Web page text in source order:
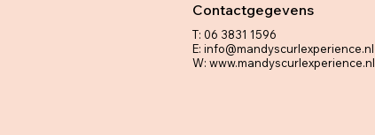
Contactgegevens
​T: 06 3831 1596
E: info@mandyscurlexperience.nl
W: www.mandyscurlexperience.nl